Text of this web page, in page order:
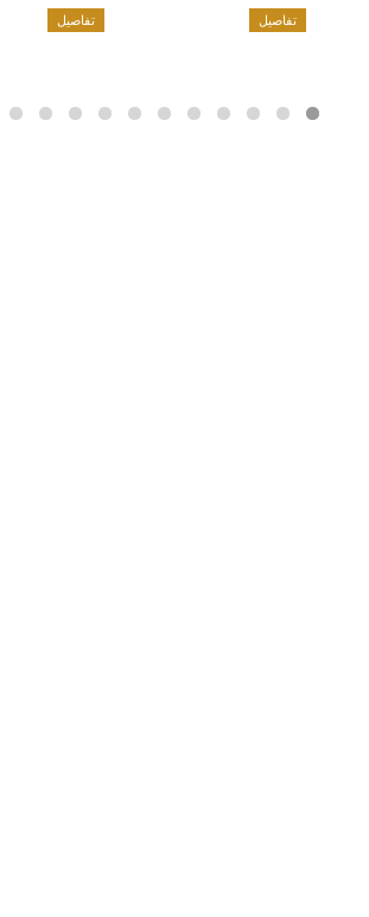
تفاصيل تفاصيل